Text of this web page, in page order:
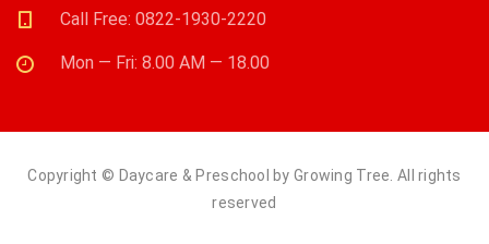
Call Free: 0822-1930-2220
Mon — Fri: 8.00 AM — 18.00
Copyright © Daycare & Preschool by Growing Tree. All rights
reserved